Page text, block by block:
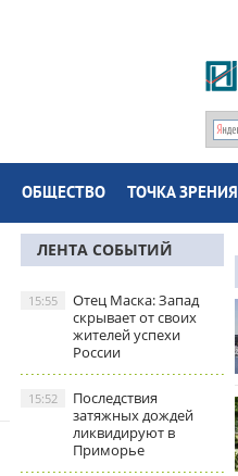
ОБЩЕСТВО ТОЧКА ЗРЕНИЯ
ЛЕНТА СОБЫТИЙ
Отец Маска: Запад
скрывает от своих
жителей успехи
России
15:55
Последствия
затяжных дождей
ликвидируют в
Приморье
15:52